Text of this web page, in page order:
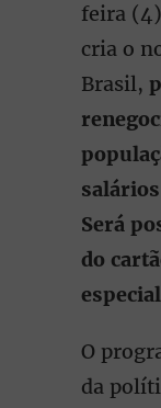
feira
cria o
Brasil,
Será
do
O
da